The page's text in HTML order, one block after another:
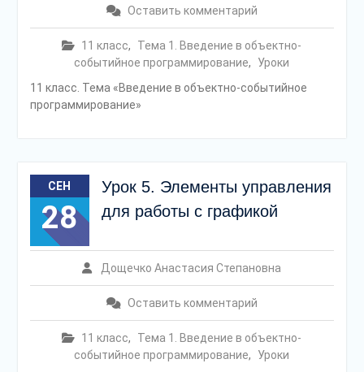
Оставить комментарий
11 класс,
Тема 1. Введение в объектно-
событийное программирование,
Уроки
11 класс. Тема «Введение в объектно-событийное
программирование»
СЕН
28
Урок 5. Элементы управления
для работы с графикой
Дощечко Анастасия Степановна
Оставить комментарий
11 класс,
Тема 1. Введение в объектно-
событийное программирование, Уроки